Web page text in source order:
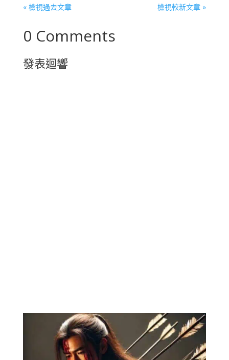
« 檢視過去文章 檢視較新文章 »
0 Comments
發表迴響